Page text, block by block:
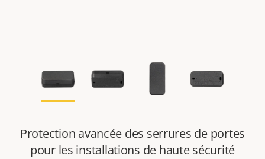
Protection avancée des serrures de portes
pour les installations de haute sécurité